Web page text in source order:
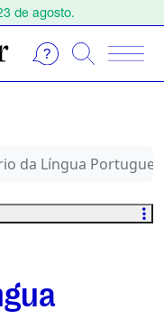
de agosto.
de agosto.
da Língua